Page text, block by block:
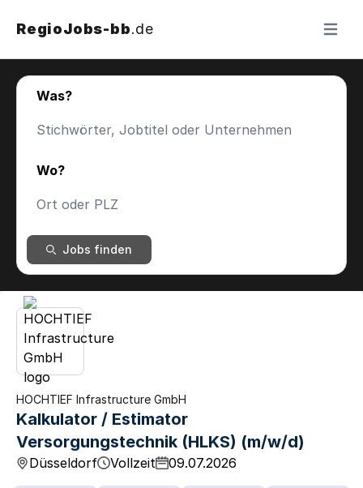
RegioJobs-bb.de Menü
Was?
Wo?
Jobs finden
HOCHTIEF Infrastructure GmbH
Kalkulator / Estimator
Versorgungstechnik (HLKS) (m/w/d)
Düsseldorf Vollzeit 09.07.2026